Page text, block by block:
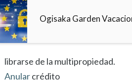
Ogisaka Garden
librarse de la multipropiedad.
Anularcrédito